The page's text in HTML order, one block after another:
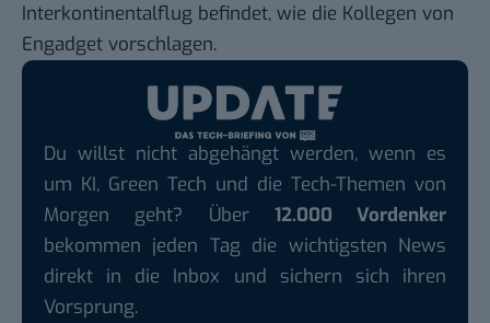
Interkontinentalflug befindet, wie die Kollegen von
Engadget vorschlagen.
Du willst nicht abgehängt werden, wenn es
um KI, Green Tech und die Tech-Themen von
Morgen geht? Über 12.000 Vordenker
bekommen jeden Tag die wichtigsten News
direkt in die Inbox und sichern sich ihren
Vorsprung.